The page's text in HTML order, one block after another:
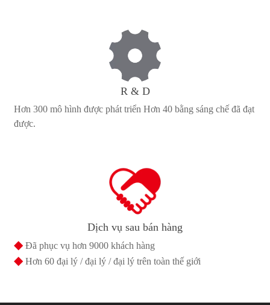
R & D
Hơn 300 mô hình được phát triển Hơn 40 bằng sáng chế đã đạt
được.
Dịch vụ sau bán hàng
◆Đã phục vụ hơn 9000 khách hàng
◆Hơn 60 đại lý / đại lý / đại lý trên toàn thế giới